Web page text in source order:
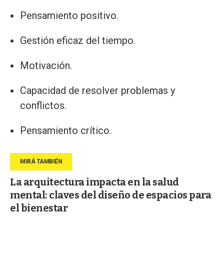
Pensamiento positivo.
Gestión eficaz del tiempo.
Motivación.
Capacidad de resolver problemas y
conflictos.
Pensamiento crítico.
La arquitectura impacta en la salud
mental: claves del diseño de espacios para
el bienestar